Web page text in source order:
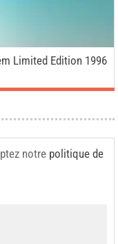
Limited Edition 1996
notre politique de